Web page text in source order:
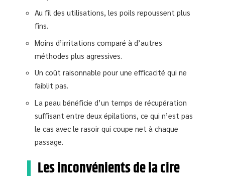
Au fil des utilisations, les poils repoussent plus
fins.
Moins d’irritations comparé à d’autres
méthodes plus agressives.
Un coût raisonnable pour une efficacité qui ne
faiblit pas.
La peau bénéficie d’un temps de récupération
suffisant entre deux épilations, ce qui n’est pas
le cas avec le rasoir qui coupe net à chaque
passage.
Les inconvénients de la cire